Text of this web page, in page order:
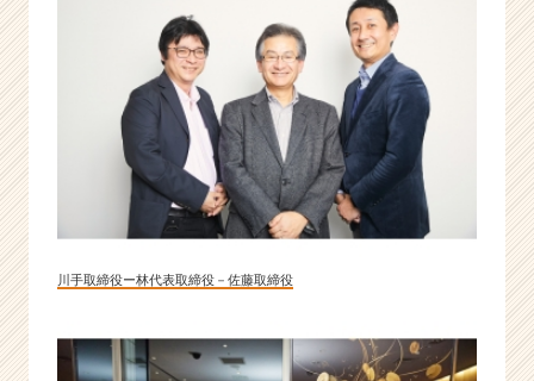
ス
テ
ム
で
す！
ベ
ン
チ
ー・
長
企
川手取締役ー林代表取締役－佐藤取締役